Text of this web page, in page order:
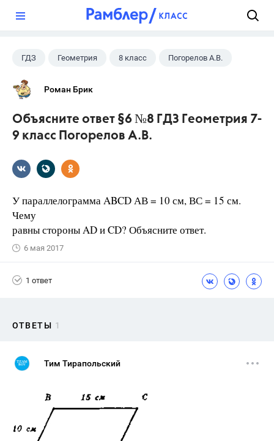
ГДЗ Геометрия 8 класс Погорелов А.В.
Роман Брик
Объясните ответ §6 №8 ГДЗ Геометрия 7-
9 класс Погорелов А.В.
У параллелограмма ABCD АВ = 10 см, ВС = 15 см.
Чему
равны стороны AD и CD? Объясните ответ.
6 мая 2017
1 ответ
ОТВЕТЫ 1
Тим Тирапольский